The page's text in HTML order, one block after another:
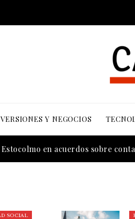
Y NEGOCIOS
en acuerdos sobre
SOCIAL